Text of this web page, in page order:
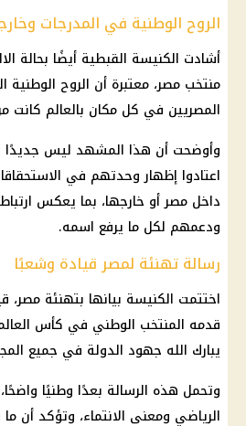
الروح الوطنية في المدرجات
أشادت الكنيسة القبطية أيضًا بحالة
منتخب مصر، معتبرة أن الروح
المصريين في كل مكان بالعالم كانت
وأوضحت أن هذا المشهد ليس جديدًا
اعتادوا إظهار وحدتهم في
داخل مصر أو خارجها، بما يعكس
ودعمهم لكل ما يرفع اسمه.
رسالة تهنئة لمصر قيادة وشعبًا
اختتمت الكنيسة بيانها بتهنئة مصر،
قدمه المنتخب الوطني في كأس العالم
يبارك الله جهود الدولة في جميع
وتحمل هذه الرسالة بعدًا وطنيًا واضحًا،
الرياضي ومعنى الانتماء، وتؤكد أن